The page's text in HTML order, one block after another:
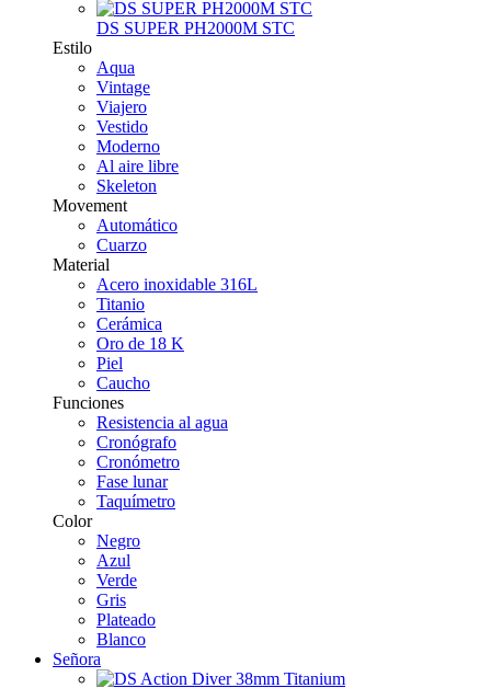
DS SUPER PH2000M STC
Estilo
Aqua
Vintage
Viajero
Vestido
Moderno
Al aire libre
Skeleton
Movement
Automático
Cuarzo
Material
Acero inoxidable 316L
Titanio
Cerámica
Oro de 18 K
Piel
Caucho
Funciones
Resistencia al agua
Cronógrafo
Cronómetro
Fase lunar
Taquímetro
Color
Negro
Azul
Verde
Gris
Plateado
Blanco
Señora